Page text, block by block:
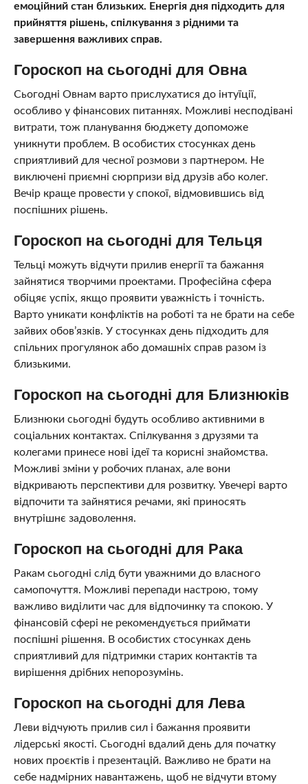
емоційний стан близьких. Енергія дня підходить для
прийняття рішень, спілкування з рідними та
завершення важливих справ.
Гороскоп на сьогодні для Овна
Сьогодні Овнам варто прислухатися до інтуїції,
особливо у фінансових питаннях. Можливі несподівані
витрати, тож планування бюджету допоможе
уникнути проблем. В особистих стосунках день
сприятливий для чесної розмови з партнером. Не
виключені приємні сюрпризи від друзів або колег.
Вечір краще провести у спокої, відмовившись від
поспішних рішень.
Гороскоп на сьогодні для Тельця
Тельці можуть відчути прилив енергії та бажання
зайнятися творчими проектами. Професійна сфера
обіцяє успіх, якщо проявити уважність і точність.
Варто уникати конфліктів на роботі та не брати на себе
зайвих обов’язків. У стосунках день підходить для
спільних прогулянок або домашніх справ разом із
близькими.
Гороскоп на сьогодні для Близнюків
Близнюки сьогодні будуть особливо активними в
соціальних контактах. Спілкування з друзями та
колегами принесе нові ідеї та корисні знайомства.
Можливі зміни у робочих планах, але вони
відкривають перспективи для розвитку. Увечері варто
відпочити та зайнятися речами, які приносять
внутрішнє задоволення.
Гороскоп на сьогодні для Рака
Ракам сьогодні слід бути уважними до власного
самопочуття. Можливі перепади настрою, тому
важливо виділити час для відпочинку та спокою. У
фінансовій сфері не рекомендується приймати
поспішні рішення. В особистих стосунках день
сприятливий для підтримки старих контактів та
вирішення дрібних непорозумінь.
Гороскоп на сьогодні для Лева
Леви відчують прилив сил і бажання проявити
лідерські якості. Сьогодні вдалий день для початку
нових проєктів і презентацій. Важливо не брати на
себе надмірних навантажень, щоб не відчути втому